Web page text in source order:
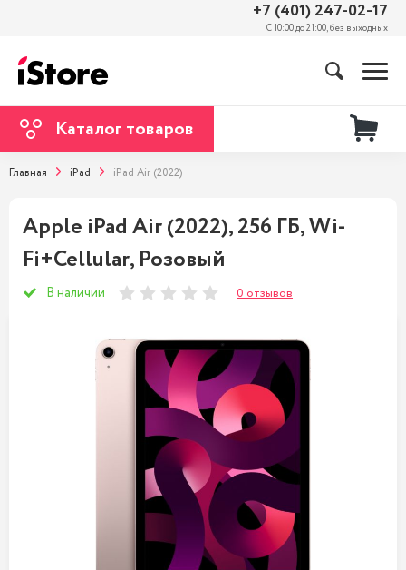
+7 (401) 247-02-17
С 10:00 до 21:00, без выходных
Каталог товаров
Главная iPad iPad Air (2022)
Apple iPad Air (2022), 256 ГБ, Wi-
Fi+Cellular, Розовый
В наличии 0 отзывов